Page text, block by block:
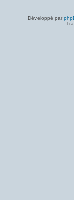
Développé par